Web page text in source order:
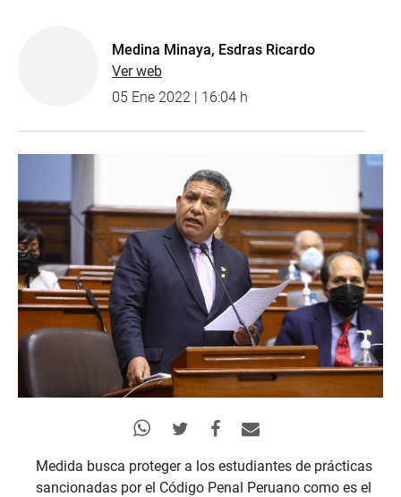
Medina Minaya, Esdras Ricardo
Ver web
05 Ene 2022 | 16:04 h
Medida busca proteger a los estudiantes de prácticas
sancionadas por el Código Penal Peruano como es el